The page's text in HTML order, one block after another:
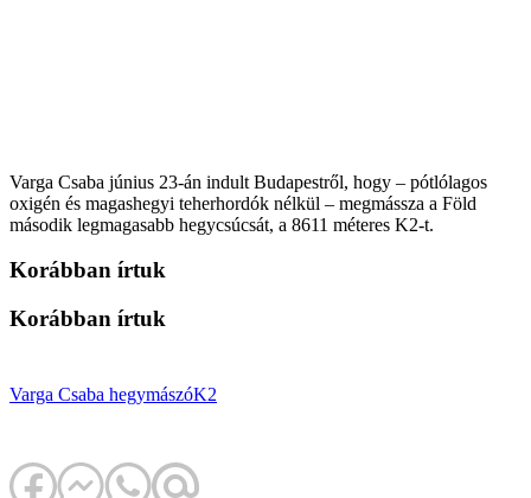
Varga Csaba június 23-án indult Budapestről, hogy – pótlólagos
oxigén és magashegyi teherhordók nélkül – megmássza a Föld
második legmagasabb hegycsúcsát, a 8611 méteres K2-t.
Korábban írtuk
Korábban írtuk
Varga Csaba hegymászóK2